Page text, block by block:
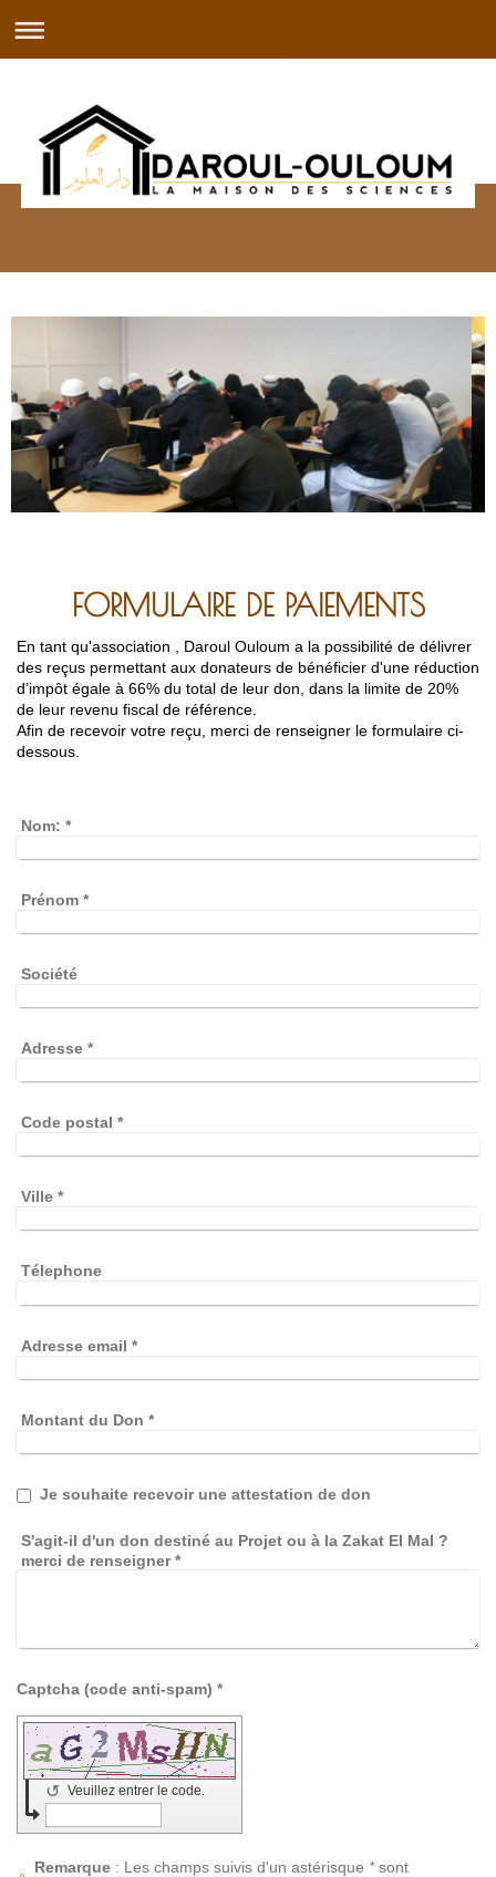
FORMULAIRE DE PAIEMENTS
En tant qu'association , Daroul Ouloum a la possibilité de délivrer
des reçus permettant aux donateurs de bénéficier d'une réduction
d’impôt égale à 66% du total de leur don, dans la limite de 20%
de leur revenu fiscal de référence.
Afin de recevoir votre reçu, merci de renseigner le formulaire ci-
dessous.
Nom: *
Prénom *
Société
Adresse *
Code postal*
Ville*
Télephone
Adresse email *
Montant du Don *
Je souhaite recevoir une attestation de don
S'agit-il d'un don destiné au Projet ou à la Zakat El Mal ?
merci de renseigner*
Captcha (code anti-spam) *
Veuillez entrer le code.
↺
Remarque : Les champs suivis d'un astérisque *sont